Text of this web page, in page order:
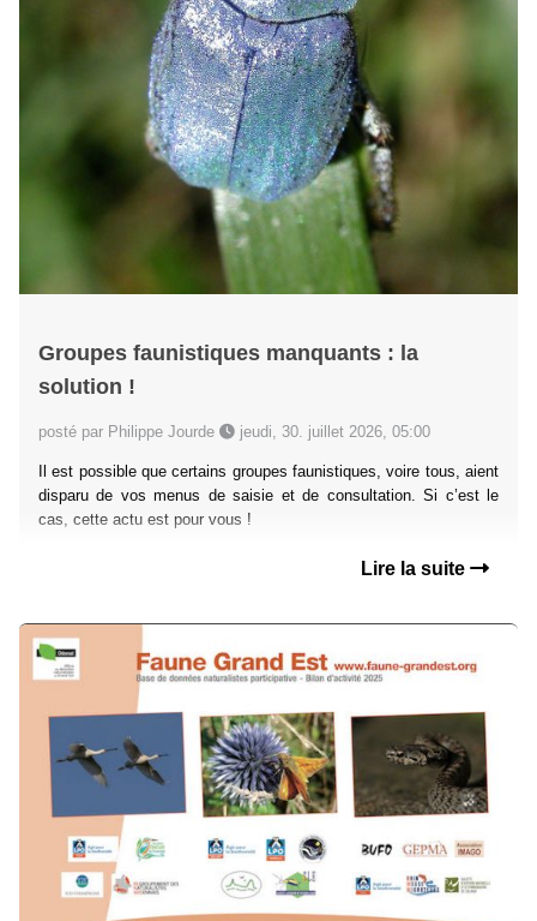
Groupes faunistiques manquants : la
solution !
posté par Philippe Jourde jeudi, 30. juillet 2026, 05:00
Il est possible que certains groupes faunistiques, voire tous, aient
disparu de vos menus de saisie et de consultation. Si c’est le
cas, cette actu est pour vous !
Lire la suite